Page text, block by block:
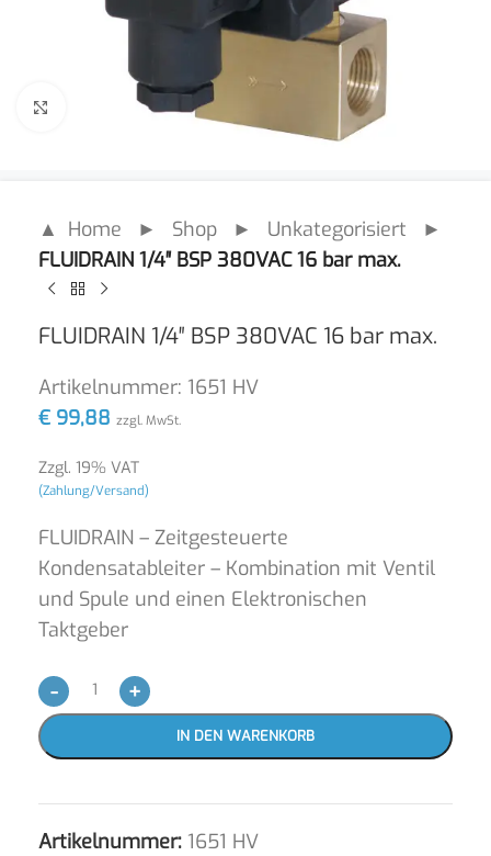
Click to enlarge
▲ Home ► Shop ► Unkategorisiert ►
FLUIDRAIN 1/4″ BSP 380VAC 16 bar max.
FLUIDRAIN 1/4″ BSP 380VAC 16 bar max.
Artikelnummer: 1651 HV
€ 99,88 zzgl. MwSt.
Zzgl. 19% VAT
(Zahlung/Versand)
FLUIDRAIN – Zeitgesteuerte
Kondensatableiter – Kombination mit Ventil
und Spule und einen Elektronischen
Taktgeber
- +
IN DEN WARENKORB
Artikelnummer: 1651 HV